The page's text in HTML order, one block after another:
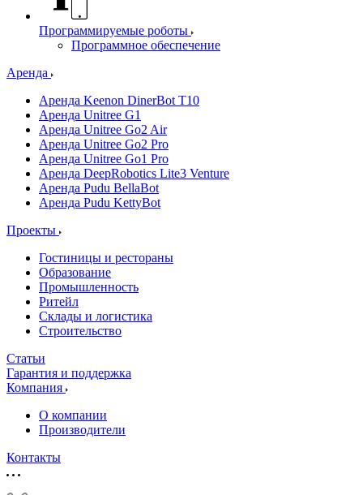
Программируемые роботы
Программное обеспечение
Аренда
Аренда Keenon DinerBot T10
Аренда Unitree G1
Аренда Unitree Go2 Air
Аренда Unitree Go2 Pro
Аренда Unitree Go1 Pro
Аренда DeepRobotics Lite3 Venture
Аренда Pudu BellaBot
Аренда Pudu KettyBot
Проекты
Гостиницы и рестораны
Образование
Промышленность
Ритейл
Склады и логистика
Строительство
Статьи
Гарантия и поддержка
Компания
О компании
Производители
Контакты